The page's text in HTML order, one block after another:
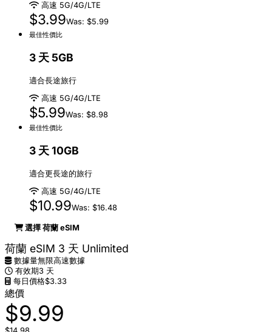
高速 5G/4G/LTE
$3.99Was: $5.99
最佳性價比
3 天 5GB
適合長途旅行
高速 5G/4G/LTE
$5.99Was: $8.98
最佳性價比
3 天 10GB
適合更長途的旅行
高速 5G/4G/LTE
$10.99Was: $16.48
選擇 荷蘭 eSIM
荷蘭 eSIM 3 天 Unlimited
數據量無限高速數據
有效期3 天
每日價格$3.33
總價
$9.99